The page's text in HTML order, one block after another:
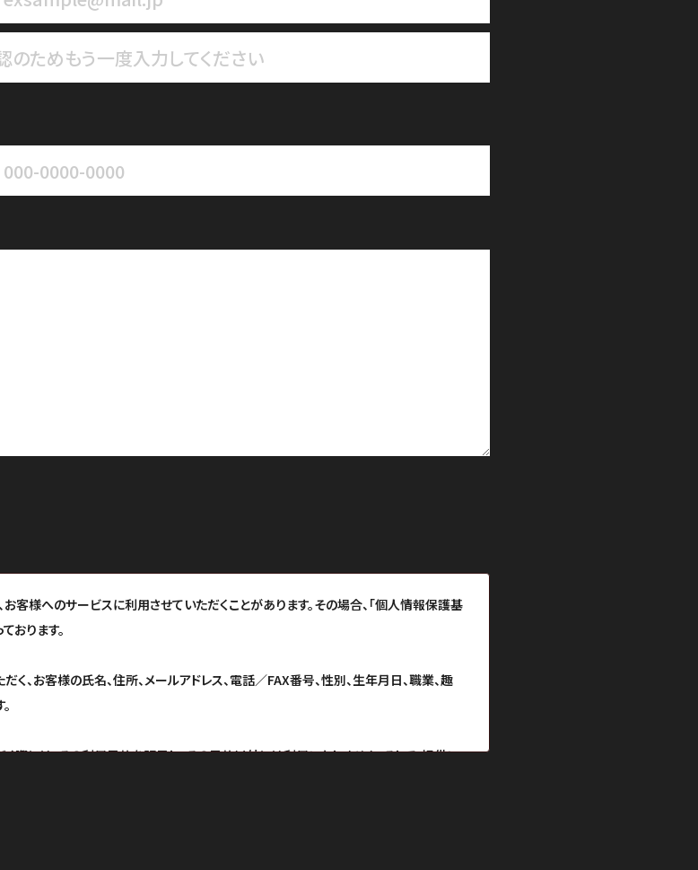
客様へのサービスに利用させていただくことがあります。その場合、「個人情報保護基
おります。
、お客様の氏名、住所、メールアドレス、電話／FAX番号、性別、生年月日、職業、趣
際には、その利用目的を明示し、その目的以外には利用いたしません。そして、提供い